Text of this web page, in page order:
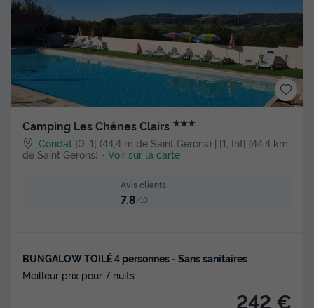
Camping Les Chênes Clairs ★★★
Condat ]0, 1[ (44,4 m de Saint Gerons) | [1, Inf[ (44,4 km
de Saint Gerons) - Voir sur la carte
Avis clients
7.8/10
BUNGALOW TOILÉ 4 personnes - Sans sanitaires
Meilleur prix pour 7 nuits
242 €